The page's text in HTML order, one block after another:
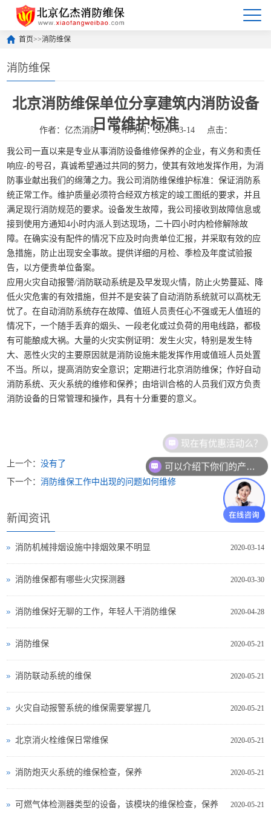
首页>>消防维保
消防维保
北京消防维保单位分享建筑内消防设备
日常维护标准
作者：亿杰消防 发布时间：2020-03-14 点击：
我公司一直以来是专业从事消防设备维修保养的企业，有义务和责任
响应-的号召，真诚希望通过共同的努力，使其有效地发挥作用，为消
防事业献出我们的绵薄之力。我公司消防维保维护标准：保证消防系
统正常工作。维护质量必须符合经双方核定的竣工图纸的要求，并且
满足现行消防规范的要求。设备发生故障，我公司接收到故障信息或
接到使用方通知4小时内派人到达现场，二十四小时内检修解除故
障。在确实没有配件的情况下应及时向贵单位汇报，并采取有效的应
急措施，防止出现安全事故。提供详细的月检、季检及年度试验报
告，以方便贵单位备案。
应用火灾自动报警/消防联动系统是及早发现火情，防止火势蔓延、降
低火灾危害的有效措施，但并不是安装了自动消防系统就可以高枕无
忧了。在自动消防系统存在故障、值班人员责任心不强或无人值班的
情况下，一个随手丢弃的烟头、一段老化或过负荷的用电线路，都极
有可能酿成大祸。大量的火灾实例证明：发生火灾，特别是发生特
大、恶性火灾的主要原因就是消防设施未能发挥作用或值班人员处置
不当。所以，提高消防安全意识；定期进行北京消防维保；作好自动
消防系统、灭火系统的维修和保养；由培训合格的人员我们双方负责
消防设备的日常管理和操作，具有十分重要的意义。
上一个：没有了
下一个：消防维保工作中出现的问题如何维修
新闻资讯
2020-03-14
消防机械排烟设施中排烟效果不明显
2020-03-30
消防维保都有哪些火灾探测器
2020-04-28
消防维保好无聊的工作，年轻人干消防维保
2020-05-21
消防维保
2020-05-21
消防联动系统的维保
2020-05-21
火灾自动报警系统的维保需要掌握几
2020-05-21
北京消火栓维保日常维保
2020-05-21
消防炮灭火系统的维保检查，保养
2020-05-21
可燃气体检测器类型的设备，该模块的维保检查，保养
现在有优惠活动么？